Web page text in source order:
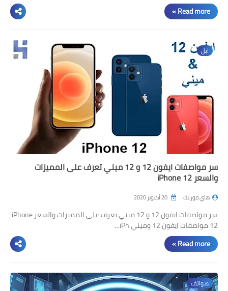
Read more »
ابل
سر مواصفات ايفون 12 و 12 ميني تعرف على المميزات
والسعر iPhone 12
هاي فور تك
سر مواصفات ايفون 12 و 12 ميني تعرف على المميزات والسعر iPhone
12 مواصفات ايفون 12 وميني iPh…
Read more »
هواتف